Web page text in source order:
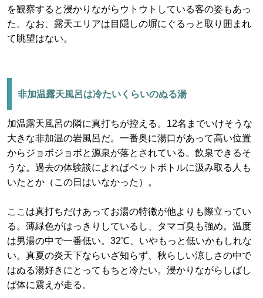
を観察すると浸かりながらウトウトしている客の姿もあっ
た。なお、露天エリアは目隠しの塀にぐるっと取り囲まれ
て眺望はない。
非加温露天風呂は冷たいくらいのぬる湯
加温露天風呂の隣に真打ちが控える。12名までいけそうな
大きな非加温の岩風呂だ。一番奥に湯口があって高い位置
からジョボジョボと源泉が落とされている。飲泉できるそ
うな。過去の体験談によればペットボトルに汲み取る人も
いたとか（この日はいなかった）。
ここは真打ちだけあってお湯の特徴が他よりも際立ってい
る。薄緑色がはっきりしているし、タマゴ臭も強め。温度
は男湯の中で一番低い。32℃、いやもっと低いかもしれな
い。真夏の炎天下ならいざ知らず、秋らしい涼しさの中で
はぬる湯好きにとってもちと冷たい。浸かりながらしばし
ば体に震えが走る。